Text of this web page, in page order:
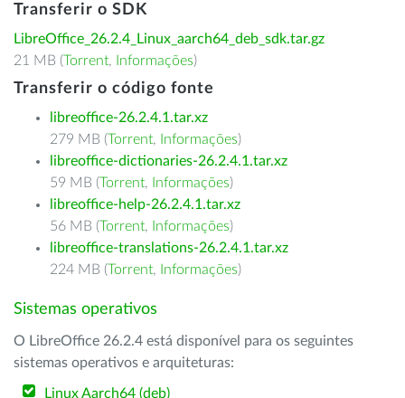
Transferir o SDK
LibreOffice_26.2.4_Linux_aarch64_deb_sdk.tar.gz
21 MB (Torrent, Informações)
Transferir o código fonte
libreoffice-26.2.4.1.tar.xz
279 MB (Torrent, Informações)
libreoffice-dictionaries-26.2.4.1.tar.xz
59 MB (Torrent, Informações)
libreoffice-help-26.2.4.1.tar.xz
56 MB (Torrent, Informações)
libreoffice-translations-26.2.4.1.tar.xz
224 MB (Torrent, Informações)
Sistemas operativos
O LibreOffice 26.2.4 está disponível para os seguintes
sistemas operativos e arquiteturas:
Linux Aarch64 (deb)